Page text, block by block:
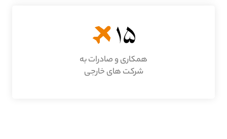
همکاری و صادرات به
شرکت های خارجی